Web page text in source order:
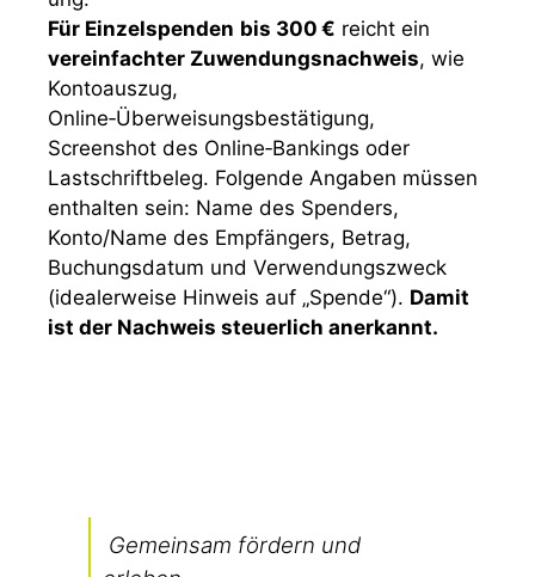
Für Einzelspenden bis 300 € reicht ein
vereinfachter Zuwendungsnachweis, wie
Kontoauszug,
Online‑Überweisungsbestätigung,
Screenshot des Online‑Bankings oder
Lastschriftbeleg. Folgende Angaben müssen
enthalten sein: Name des Spenders,
Konto/Name des Empfängers, Betrag,
Buchungsdatum und Verwendungszweck
(idealerweise Hinweis auf „Spende“). Damit
ist der Nachweis steuerlich anerkannt.
Gemeinsam fördern und